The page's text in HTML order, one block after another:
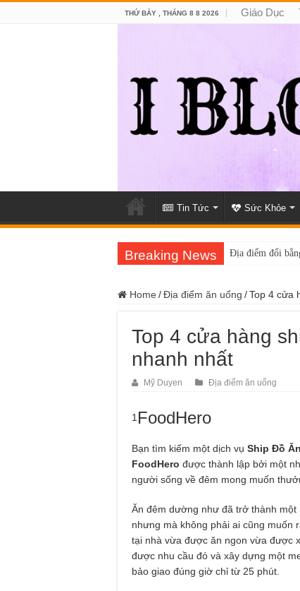
THỨ BẢY , THÁNG 8 8 2026 Giáo Dục
Tin Tức Sức Khỏe
Breaking News Địa điểm đổi
Trung tâm nào
Home /Địa điểm ăn uống /Top 4 cửa
Top 4 cửa hàng
nhanh nhất
Mỹ Duyen Địa điểm ăn uống
1 FoodHero
Bạn tìm kiếm một dịch vụ Ship Đồ
FoodHero được thành lập bởi một
người sống về đêm mong muốn
Ăn đêm dường như đã trở thành một
nhưng mà không phải ai cũng muốn
tại nhà vừa được ăn ngon vừa được
được nhu cầu đó và xây dựng một
bảo giao đúng giờ chỉ từ 25 phút.